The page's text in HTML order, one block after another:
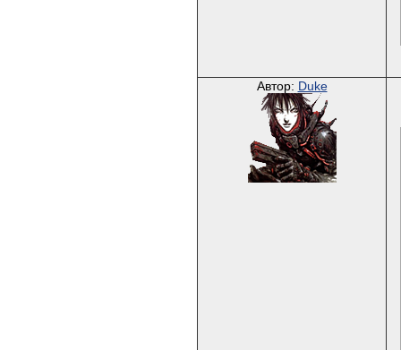
Автор: Duke